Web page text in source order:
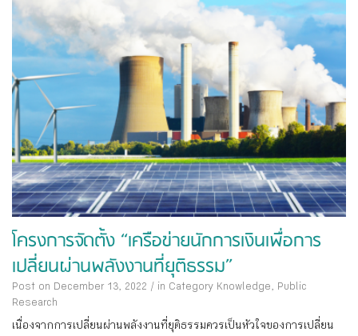
โครงการจัดตั้ง “เครือข่ายนักการเงินเพื่อการ
เปลี่ยนผ่านพลังงานที่ยุติธรรม”
Post on December 13, 2022 / in Category Knowledge, Public
Research
เนื่องจากการเปลี่ยนผ่านพลังงานที่ยุติธรรมควรเป็นหัวใจของการเปลี่ยน